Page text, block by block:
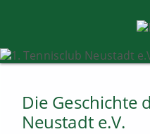
Die Geschichte
Neustadt e.V.